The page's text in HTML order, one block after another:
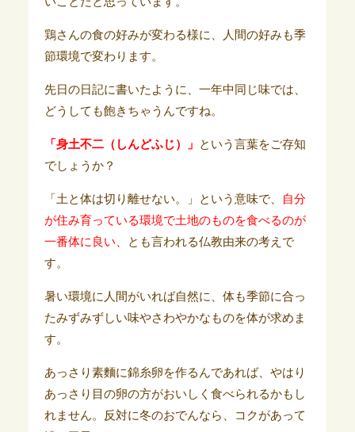
鶏さんの食の好みが変わる様に、人間の好みも季
節環境で変わります。
先日の日記に書いたように、一年中同じ味では、
どうしても飽きちゃうんですね。
「身土不二（しんどふじ）」
という言葉をご存知
でしょうか？
「土と体は切り離せない。」という意味で、
自分
が住み育っている環境で土地のものを食べるのが
一番体に良い 、とも言われる仏教由来の考えで
す。
暑い環境に人間がいれば自然に、体も季節に合っ
たみずみずしい味やさわやかなものを体が求めま
す。
あっさり素麵に錦糸卵を作るんであれば、やはり
あっさり目の卵の方がおいしく食べられるかもし
れません。反対に冬のおでんなら、コクがあって